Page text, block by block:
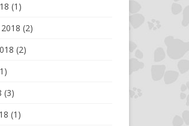
(1)
(2)
(2)
(3)
(1)